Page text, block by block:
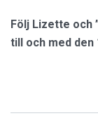
Följ Lizette och
till och med den